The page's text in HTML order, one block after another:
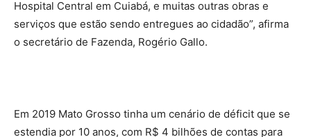
Hospital Central em Cuiabá, e muitas outras obras e
serviços que estão sendo entregues ao cidadão”, afirma
o secretário de Fazenda, Rogério Gallo.
Em 2019 Mato Grosso tinha um cenário de déficit que se
estendia por 10 anos, com R$ 4 bilhões de contas para